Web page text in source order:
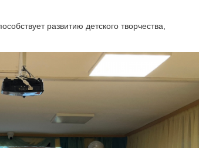
развитию детского творчества,